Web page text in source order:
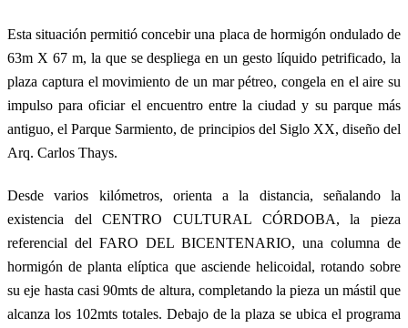
Esta situación permitió concebir una placa de hormigón ondulado de
63m X 67 m, la que se despliega en un gesto líquido petrificado, la
plaza captura el movimiento de un mar pétreo, congela en el aire su
impulso para oficiar el encuentro entre la ciudad y su parque más
antiguo, el Parque Sarmiento, de principios del Siglo XX, diseño del
Arq. Carlos Thays.
Desde varios kilómetros, orienta a la distancia, señalando la
existencia del CENTRO CULTURAL CÓRDOBA, la pieza
referencial del FARO DEL BICENTENARIO, una columna de
hormigón de planta elíptica que asciende helicoidal, rotando sobre
su eje hasta casi 90mts de altura, completando la pieza un mástil que
alcanza los 102mts totales. Debajo de la plaza se ubica el programa